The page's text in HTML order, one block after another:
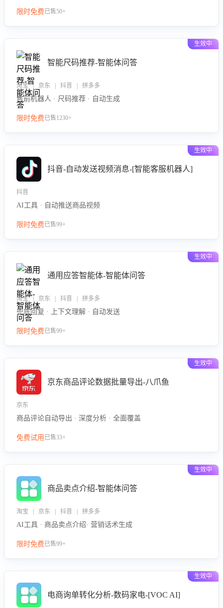
即开通”，快速获取影音影像类目剧本，一键开启客服培训。
限时免费已售50+
生效中
智能尺码推荐-智能体问答
淘宝 | 京东 | 抖音 | 拼多多
售前机器人 · 尺码推荐 · 自动生成
限时免费已售1230+
生效中
抖音-自动发送视频消息-[智能客服机器人]
抖音
AI工具 · 自动推送商品视频
限时免费已售99+
生效中
通用应答智能体-智能体问答
淘宝 | 京东 | 抖音 | 拼多多
兜底回复 · 上下文理解 · 自动发送
限时免费已售99+
生效中
京东商品评论数据批量导出-八爪鱼
京东
商品评论自动导出 · 深度分析 · 全面覆盖
免费试用 已售33+
生效中
商品卖点介绍-智能体问答
淘宝 | 京东 | 抖音 | 拼多多
AI工具 · 商品卖点介绍· 营销话术生成
限时免费已售99+
生效中
电商询单转化分析-数码家电-[VOC AI]